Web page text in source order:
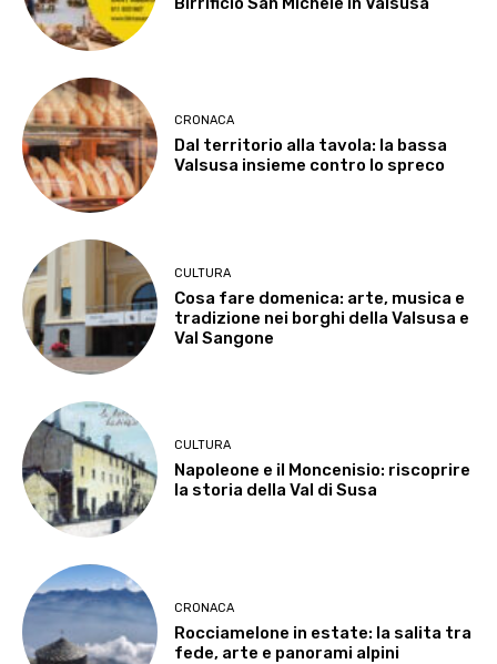
CRONACA
Dal territorio alla tavola: la bassa
Valsusa insieme contro lo spreco
CULTURA
Cosa fare domenica: arte, musica e
tradizione nei borghi della Valsusa e
Val Sangone
CULTURA
Napoleone e il Moncenisio: riscoprire
la storia della Val di Susa
CRONACA
Rocciamelone in estate: la salita tra
fede, arte e panorami alpini